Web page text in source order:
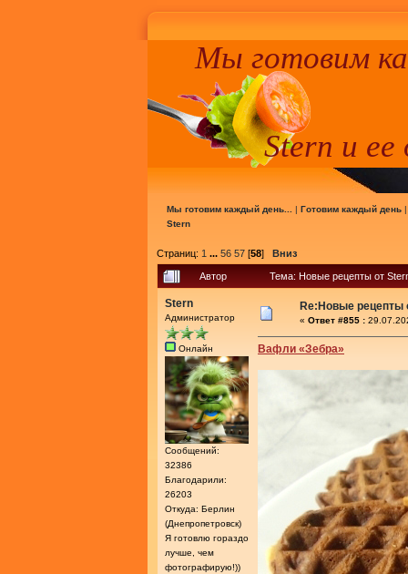
Мы готовим
Stern и ее
Мы готовим каждый день... | Готовим каждый день
Stern
Страниц: 1 ... 56 57 [58] Вниз
Автор Тема: Новые рецепты от
Stern
Администратор
Онлайн
Сообщений:
32386
Благодарили:
26203
Откуда: Берлин
(Днепропетровск)
Я готовлю гораздо
лучше, чем
фотографирую!))
Re:Новые рецепты
« Ответ #855 :
Вафли «Зебра»